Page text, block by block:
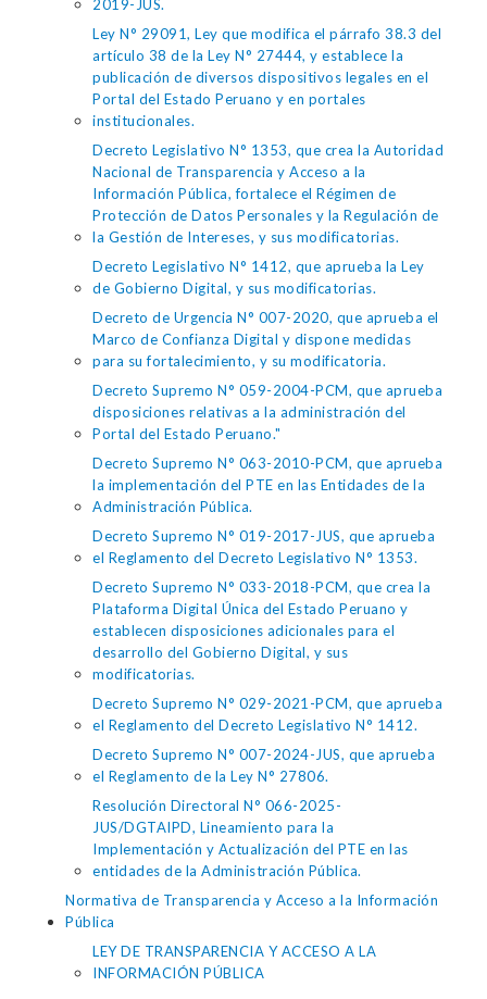
2019-JUS.
Ley N° 29091, Ley que modifica el párrafo 38.3 del
artículo 38 de la Ley N° 27444, y establece la
publicación de diversos dispositivos legales en el
Portal del Estado Peruano y en portales
institucionales.
Decreto Legislativo N° 1353, que crea la Autoridad
Nacional de Transparencia y Acceso a la
Información Pública, fortalece el Régimen de
Protección de Datos Personales y la Regulación de
la Gestión de Intereses, y sus modificatorias.
Decreto Legislativo N° 1412, que aprueba la Ley
de Gobierno Digital, y sus modificatorias.
Decreto de Urgencia N° 007-2020, que aprueba el
Marco de Confianza Digital y dispone medidas
para su fortalecimiento, y su modificatoria.
Decreto Supremo N° 059-2004-PCM, que aprueba
disposiciones relativas a la administración del
Portal del Estado Peruano."
Decreto Supremo N° 063-2010-PCM, que aprueba
la implementación del PTE en las Entidades de la
Administración Pública.
Decreto Supremo N° 019-2017-JUS, que aprueba
el Reglamento del Decreto Legislativo N° 1353.
Decreto Supremo N° 033-2018-PCM, que crea la
Plataforma Digital Única del Estado Peruano y
establecen disposiciones adicionales para el
desarrollo del Gobierno Digital, y sus
modificatorias.
Decreto Supremo N° 029-2021-PCM, que aprueba
el Reglamento del Decreto Legislativo N° 1412.
Decreto Supremo N° 007-2024-JUS, que aprueba
el Reglamento de la Ley N° 27806.
Resolución Directoral N° 066-2025-
JUS/DGTAIPD, Lineamiento para la
Implementación y Actualización del PTE en las
entidades de la Administración Pública.
Normativa de Transparencia y Acceso a la Información
Pública
LEY DE TRANSPARENCIA Y ACCESO A LA
INFORMACIÓN PÚBLICA